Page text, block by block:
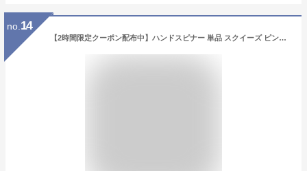
no. 14
【2時間限定クーポン配布中】ハンドスピナー 単品 スクイーズ ピンク ブルー グラデーション